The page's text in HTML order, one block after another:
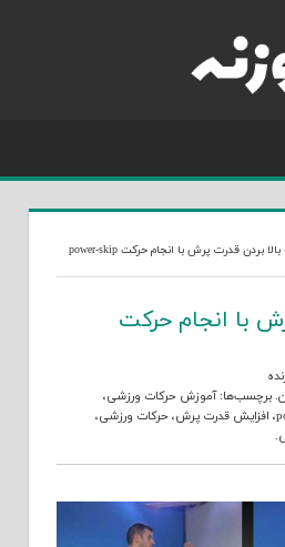
بالا بردن قدرت پرش با انجام حرکت power-skip
با انجام حرکت
. برچسب‌ها:آموزش حرکات ورزشی،
، افزایش قدرت پرش، حرکات ورزشی،
.